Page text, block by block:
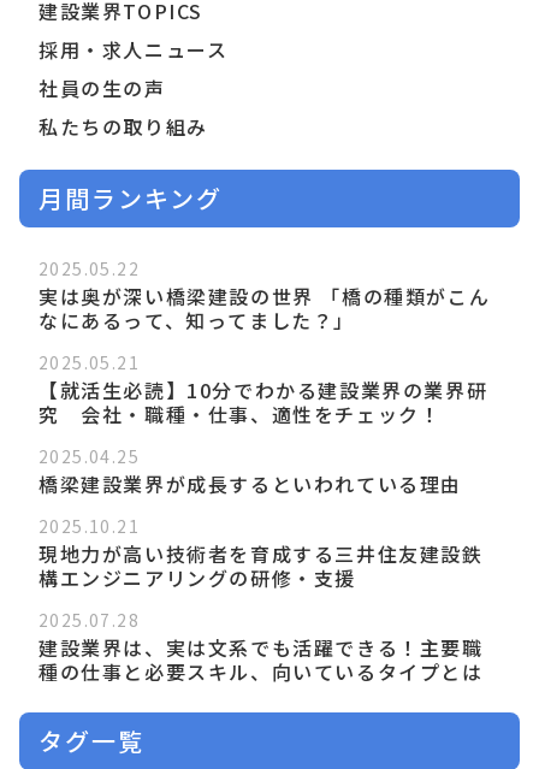
建設業界TOPICS
採用・求人ニュース
社員の生の声
私たちの取り組み
月間ランキング
2025.05.22
実は奥が深い橋梁建設の世界 「橋の種類がこん
なにあるって、知ってました？」
2025.05.21
【就活生必読】10分でわかる建設業界の業界研
究 会社・職種・仕事、適性をチェック！
2025.04.25
橋梁建設業界が成長するといわれている理由
2025.10.21
現地力が高い技術者を育成する三井住友建設鉄
構エンジニアリングの研修・支援
2025.07.28
建設業界は、実は文系でも活躍できる！主要職
種の仕事と必要スキル、向いているタイプとは
タグ一覧